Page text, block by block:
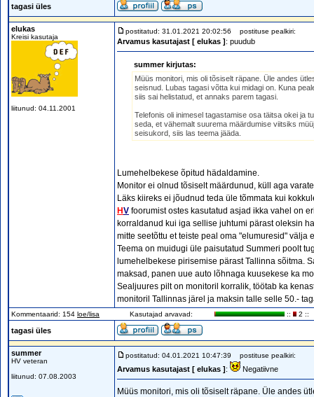
tagasi üles
elukas
Kreisi kasutaja
liitunud: 04.11.2001
postitatud: 31.01.2021 20:02:56 postituse pealkiri:
Arvamus kasutajast [ elukas ]: puudub
summer kirjutas:
Müüs monitori, mis oli tõsiselt räpane. Üle andes
seisnud. Lubas tagasi võtta kui midagi on. Kuna
siis sai helistatud, et annaks parem tagasi.
Telefonis oli inimesel tagastamise osa täitsa okei ja
seda, et vähemalt suurema määrdumise viitsiks
seisukord, siis las teema jääda.
Lumehelbekese õpitud hädaldamine.
Monitor ei olnud tõsiselt määrdunud, küll aga
Läks kiireks ei jõudnud teda üle tõmmata kui
HV foorumist ostes kasutatud asjad ikka vahel on
korraldanud kui iga sellise juhtumi pärast oleksin
mitte seetõttu et teiste peal oma "elumuresid" välja
Teema on muidugi üle paisutatud Summeri poolt
lumehelbekese pirisemise pärast Tallinna sõitma.
maksad, panen uue auto lõhnaga kuusekese ka
Sealjuures pilt on monitoril korralik, töötab ka
monitoril Tallinnas järel ja maksin talle selle 50.-
Kommentaarid: 154 loe/lisa Kasutajad arvavad: :: 2 ::
tagasi üles
summer
HV veteran
liitunud: 07.08.2003
postitatud: 04.01.2021 10:47:39 postituse pealkiri:
Arvamus kasutajast [ elukas ]: Negatiivne
Müüs monitori, mis oli tõsiselt räpane. Üle andes